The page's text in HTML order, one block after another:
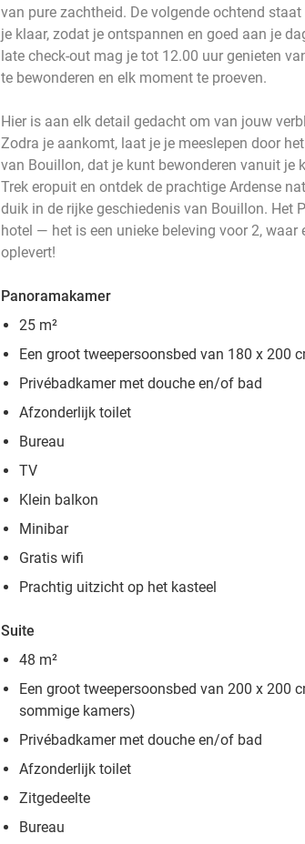
van pure zachtheid. De volgende ochtend
je klaar, zodat je ontspannen en goed aan je
late check-out mag je tot 12.00 uur genieten
te bewonderen en elk moment te proeven.
Hier is aan elk detail gedacht om van jouw
Zodra je aankomt, laat je je meeslepen door
van Bouillon, dat je kunt bewonderen vanuit je
Trek eropuit en ontdek de prachtige Ardense
duik in de rijke geschiedenis van Bouillon. Het
hotel — het is een unieke beleving voor 2, waar
oplevert!
Panoramakamer
25 m²
Een groot tweepersoonsbed van 180 x 200
Privébadkamer met douche en/of bad
Afzonderlijk toilet
Bureau
TV
Klein balkon
Minibar
Gratis wifi
Prachtig uitzicht op het kasteel
Suite
48 m²
Een groot tweepersoonsbed van 200 x 200
sommige kamers)
Privébadkamer met douche en/of bad
Afzonderlijk toilet
Zitgedeelte
Bureau